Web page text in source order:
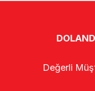
Değerli